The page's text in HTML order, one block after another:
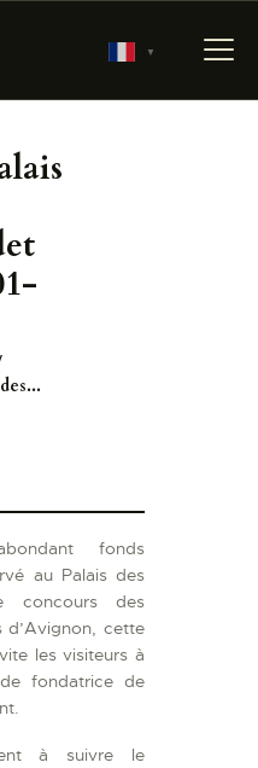
▼
fonds
au Palais des
concours des
d’Avignon, cette
les visiteurs à
fondatrice de
à suivre le